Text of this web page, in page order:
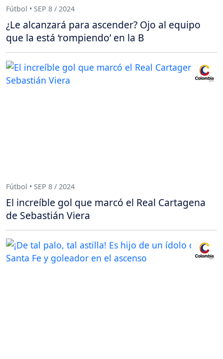
Fútbol • SEP 8 / 2024
¿Le alcanzará para ascender? Ojo al equipo
que la está ‘rompiendo’ en la B
Fútbol • SEP 8 / 2024
El increíble gol que marcó el Real Cartagena
de Sebastián Viera